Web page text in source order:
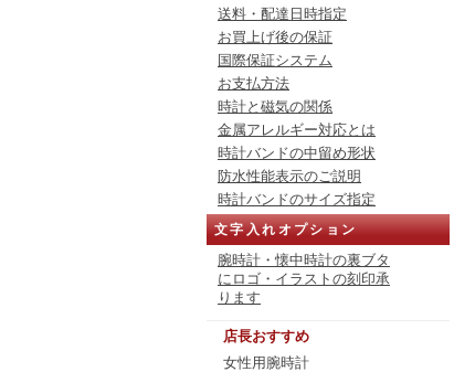
送料・配達日時指定
お買上げ後の保証
国際保証システム
お支払方法
時計と磁気の関係
金属アレルギー対応とは
時計バンドの中留め形状
防水性能表示のご説明
時計バンドのサイズ指定
文字入れオプション
腕時計・懐中時計の裏ブタ
にロゴ・イラストの刻印承
ります
店長おすすめ
女性用腕時計